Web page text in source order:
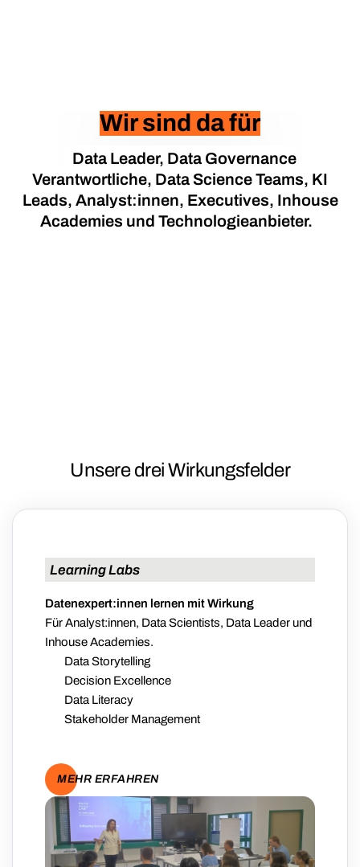
Wir sind da für
Data Leader, Data Governance
Verantwortliche, Data Science Teams, KI
Leads, Analyst:innen, Executives, Inhouse
Academies und Technologieanbieter.
Unsere drei Wirkungsfelder
Learning Labs
Datenexpert:innen lernen mit Wirkung
Für Analyst:innen, Data Scientists, Data Leader und
Inhouse Academies.
Data Storytelling
Decision Excellence
Data Literacy
Stakeholder Management
MEHR ERFAHREN